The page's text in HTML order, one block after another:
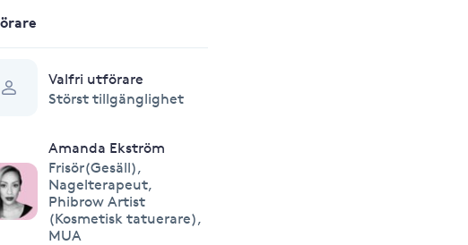
Valfri utförare
Störst tillgänglighet
Amanda Ekström
Frisör(Gesäll),
Nagelterapeut,
Phibrow Artist
(Kosmetisk tatuerare),
MUA